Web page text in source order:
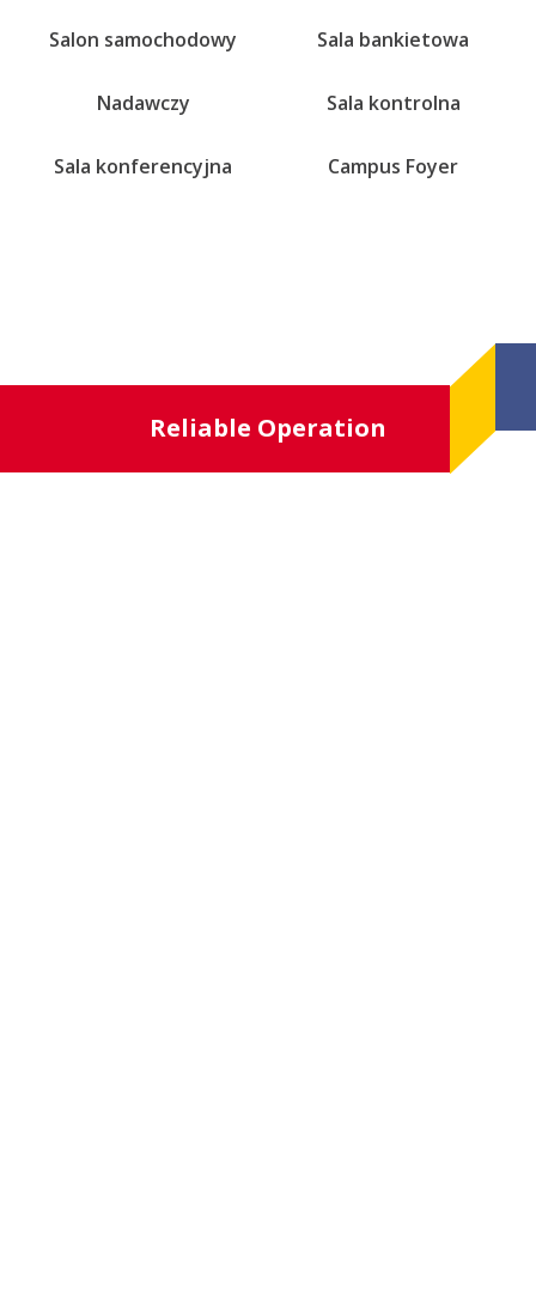
Salon samochodowy Sala bankietowa
Nadawczy Sala kontrolna
Sala konferencyjna Campus Foyer
Reliable Operation